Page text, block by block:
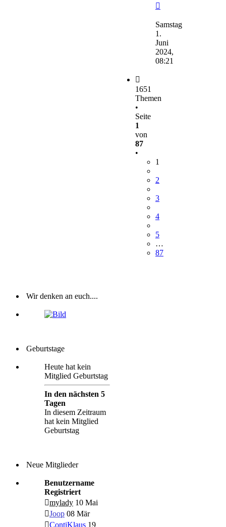
Beitrag
Samstag
1.
Juni
2024,
08:21
1651
Themen
•
Seite
1
von
87
•
1
2
3
4
5
…
87
Wir denken an euch....
Geburtstage
Heute hat kein
Mitglied Geburtstag
In den nächsten 5
Tagen
In diesem Zeitraum
hat kein Mitglied
Geburtstag
Neue Mitglieder
Benutzername
Registriert
mylady 10 Mai
Joop 08 Mär
ContiKlaus 19